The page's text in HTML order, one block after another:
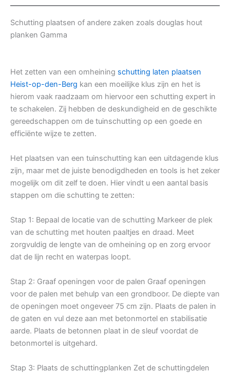
Schutting plaatsen of andere zaken zoals douglas hout
planken Gamma
Het zetten van een omheining schutting laten plaatsen
Heist-op-den-Berg kan een moeilijke klus zijn en het is
hierom vaak raadzaam om hiervoor een schutting expert in
te schakelen. Zij hebben de deskundigheid en de geschikte
gereedschappen om de tuinschutting op een goede en
efficiënte wijze te zetten.
Het plaatsen van een tuinschutting kan een uitdagende klus
zijn, maar met de juiste benodigdheden en tools is het zeker
mogelijk om dit zelf te doen. Hier vindt u een aantal basis
stappen om die schutting te zetten:
Stap 1: Bepaal de locatie van de schutting Markeer de plek
van de schutting met houten paaltjes en draad. Meet
zorgvuldig de lengte van de omheining op en zorg ervoor
dat de lijn recht en waterpas loopt.
Stap 2: Graaf openingen voor de palen Graaf openingen
voor de palen met behulp van een grondboor. De diepte van
de openingen moet ongeveer 75 cm zijn. Plaats de palen in
de gaten en vul deze aan met betonmortel en stabilisatie
aarde. Plaats de betonnen plaat in de sleuf voordat de
betonmortel is uitgehard.
Stap 3: Plaats de schuttingplanken Zet de schuttingdelen